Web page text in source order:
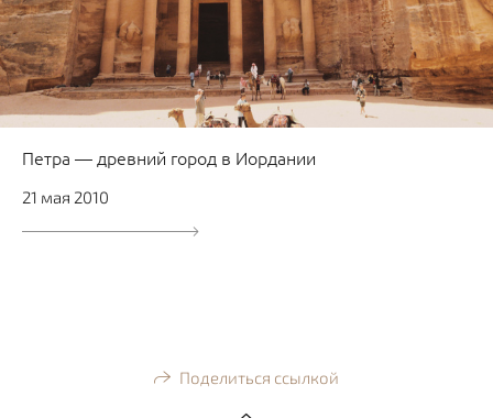
Петра — древний город в Иордании
21 мая 2010
Поделиться ссылкой